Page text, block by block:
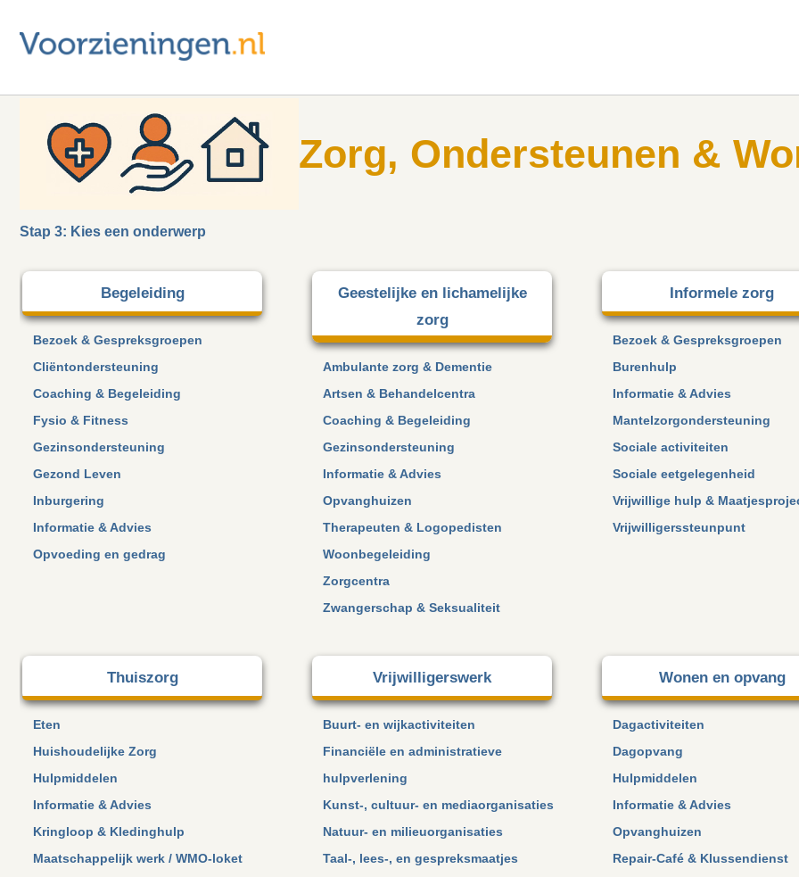
Zorg, Ondersteunen &
Stap 3: Kies een onderwerp
Begeleiding
Bezoek & Gespreksgroepen
Cliëntondersteuning
Coaching & Begeleiding
Fysio & Fitness
Gezinsondersteuning
Gezond Leven
Inburgering
Informatie & Advies
Opvoeding en gedrag
Geestelijke en lichamelijke
zorg
Ambulante zorg & Dementie
Artsen & Behandelcentra
Coaching & Begeleiding
Gezinsondersteuning
Informatie & Advies
Opvanghuizen
Therapeuten & Logopedisten
Woonbegeleiding
Zorgcentra
Zwangerschap & Seksualiteit
Informele zorg
Bezoek & Gespreksgroepen
Burenhulp
Informatie & Advies
Mantelzorgondersteuning
Sociale activiteiten
Sociale eetgelegenheid
Vrijwillige hulp &
Vrijwilligerssteunpunt
Thuiszorg
Eten
Huishoudelijke Zorg
Hulpmiddelen
Informatie & Advies
Kringloop & Kledinghulp
Maatschappelijk werk / WMO-loket
Vrijwilligerswerk
Buurt- en wijkactiviteiten
Financiële en administratieve
hulpverlening
Kunst-, cultuur- en mediaorganisaties
Natuur- en milieuorganisaties
Taal-, lees-, en gespreksmaatjes
Wonen en opvang
Dagactiviteiten
Dagopvang
Hulpmiddelen
Informatie & Advies
Opvanghuizen
Repair-Café & Klussendienst